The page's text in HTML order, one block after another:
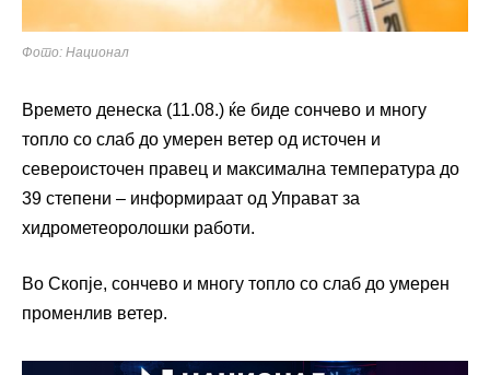
Фото: Национал
Времето денеска (11.08.) ќе биде сончево и многу
топло со слаб до умерен ветер од источен и
североисточен правец и максимална температура до
39 степени – информираат од Управат за
хидрометеоролошки работи.
Во Скопје, сончево и многу топло со слаб до умерен
променлив ветер.